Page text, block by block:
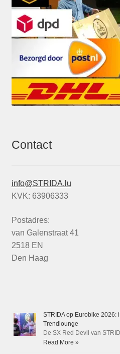
Contact
info@STRIDA.lu
KVK: 63906333
Postadres:
van Galenstraat 41
2518 EN
Den Haag
STRIDA op Eurobike 2026:
Trendlounge
De SX Red Devil van
Read More »